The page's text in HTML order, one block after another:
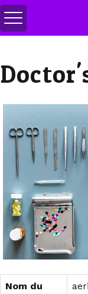
Basculer
le
Nom du